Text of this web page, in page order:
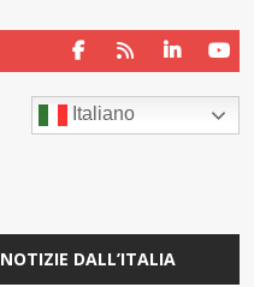
Italiano
NOTIZIE DALL’ITALIA